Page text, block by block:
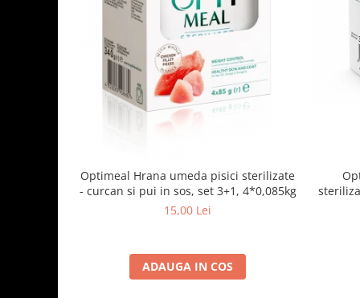
Optimeal Hrana umeda pisici sterilizate
- curcan si pui in sos, set 3+1, 4*0,085kg
15,00 Lei
ADAUGA IN COS